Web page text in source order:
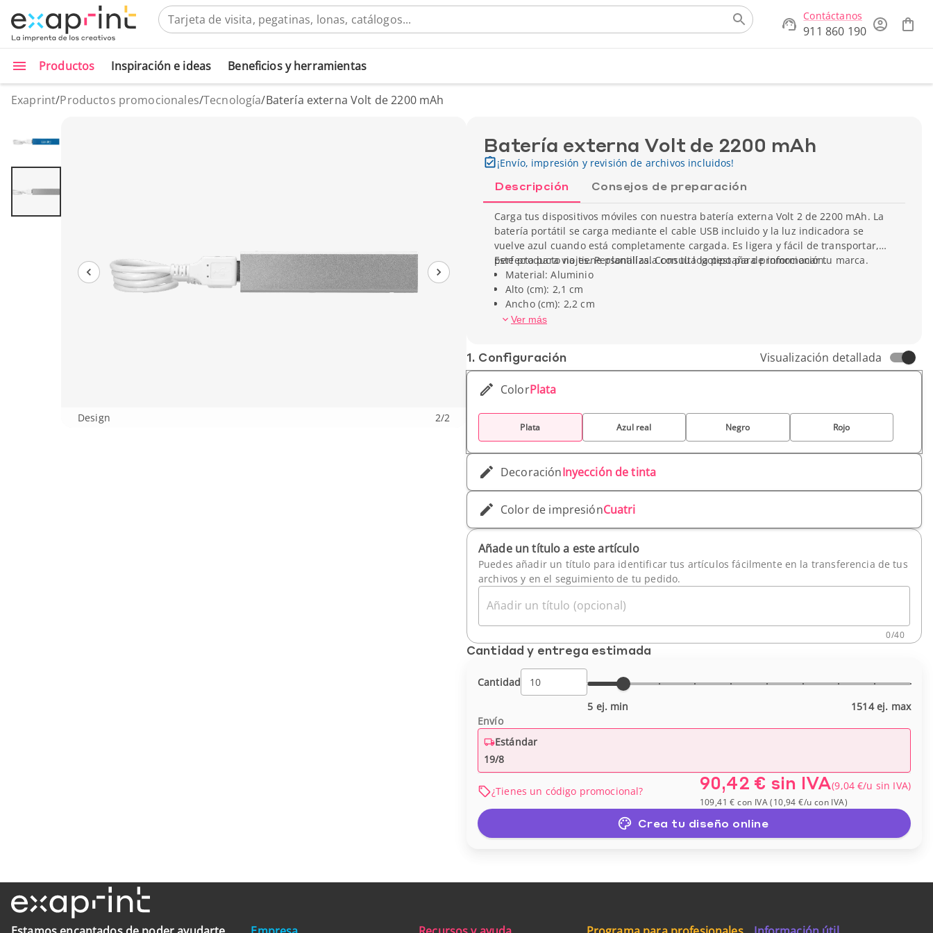
Contáctanos
911 860 190
Productos Inspiración e ideas Beneficios y herramientas
Exaprint/Productos promocionales/Tecnología/Batería externa Volt de 2200 mAh
Design 2/2
Batería externa Volt de 2200 mAh
¡Envío, impresión y revisión de archivos incluidos!
Descripción Consejos de preparación
Carga tus dispositivos móviles con nuestra batería externa Volt 2 de 2200 mAh. La
batería portátil se carga mediante el cable USB incluido y la luz indicadora se
vuelve azul cuando está completamente cargada. Es ligera y fácil de transportar,
perfecta para viajes. Personalízala con tu logotipo para promocionar tu marca.
Este producto no tiene plantillas. Consulta la pestaña de información.
Material: Aluminio
Alto (cm): 2,1 cm
Ancho (cm): 2,2 cm
Profundidad (cm): 9,3 cm
Ver más
1. Conf­iguración Visualización detallada
ColorPlata
Plata Azul real Negro Rojo
DecoraciónInyección de tinta
Color de impresiónCuatri
Añade un título a este artículo
Puedes añadir un título para identificar tus artículos fácilmente en la transferencia de tus
archivos y en el seguimiento de tu pedido.
Añadir un título (opcional)
0/40
Cantidad y entrega estimada
Cantidad
5 ej. min
1514 ej. max
Envío
Estándar
19/8
¿Tienes un código promocional? 90,42 € sin IVA(9,04 €/u sin IVA)
109,41 € con IVA(10,94 €/u con IVA)
Crea tu diseño online